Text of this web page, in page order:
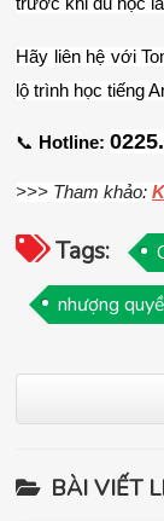
Hãy liên hệ với
lộ trình học tiếng
📞 Hotline:
>>> Tham khảo:
Tags:
nhượng
BÀI VIẾT